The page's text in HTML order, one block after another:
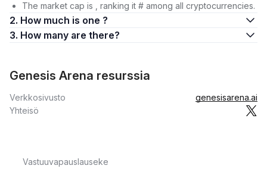
The market cap is , ranking it # among all cryptocurrencies.
2. How much is one ?
3. How many are there?
Genesis Arena resurssia
Verkkosivusto
genesisarena.ai
Yhteisö
Vastuuvapauslauseke